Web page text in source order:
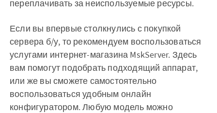
переплачивать за неиспользуемые ресурсы.
Если вы впервые столкнулись с покупкой
сервера б/у, то рекомендуем воспользоваться
услугами интернет-магазина MskServer. Здесь
вам помогут подобрать подходящий аппарат,
или же вы сможете самостоятельно
воспользоваться удобным онлайн
конфигуратором. Любую модель можно